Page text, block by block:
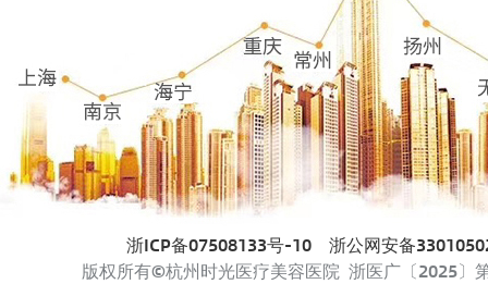
浙ICP备07508133号-10
浙公网安备
版权所有©杭州时光医疗美容医院 浙医广〔2025〕